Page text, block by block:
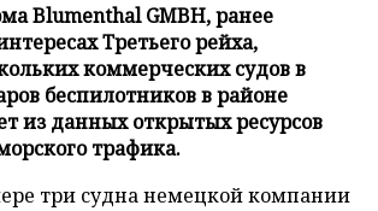
Blumenthal GMBH, ранее
Третьего рейха,
коммерческих судов в
беспилотников в районе
из данных открытых ресурсов
трафика.
три судна немецкой компании